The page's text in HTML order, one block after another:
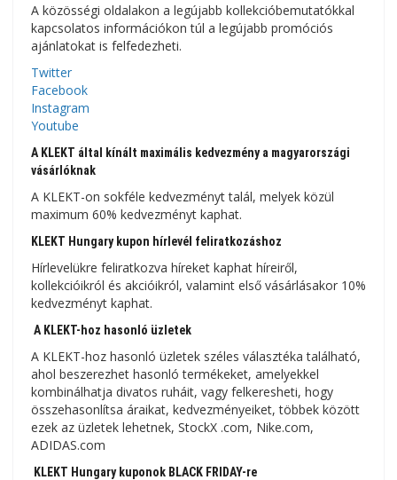
A közösségi oldalakon a legújabb kollekcióbemutatókkal
kapcsolatos információkon túl a legújabb promóciós
ajánlatokat is felfedezheti.
Twitter
Facebook
Instagram
Youtube
A KLEKT által kínált maximális kedvezmény a magyarországi
vásárlóknak
A KLEKT-on sokféle kedvezményt talál, melyek közül
maximum 60% kedvezményt kaphat.
KLEKT Hungary kupon hírlevél feliratkozáshoz
Hírlevelükre feliratkozva híreket kaphat híreiről,
kollekcióikról és akcióikról, valamint első vásárlásakor 10%
kedvezményt kaphat.
A KLEKT-hoz hasonló üzletek
A KLEKT-hoz hasonló üzletek széles választéka található,
ahol beszerezhet hasonló termékeket, amelyekkel
kombinálhatja divatos ruháit, vagy felkeresheti, hogy
összehasonlítsa áraikat, kedvezményeiket, többek között
ezek az üzletek lehetnek, StockX .com, Nike.com,
ADIDAS.com
KLEKT Hungary kuponok BLACK FRIDAY-re